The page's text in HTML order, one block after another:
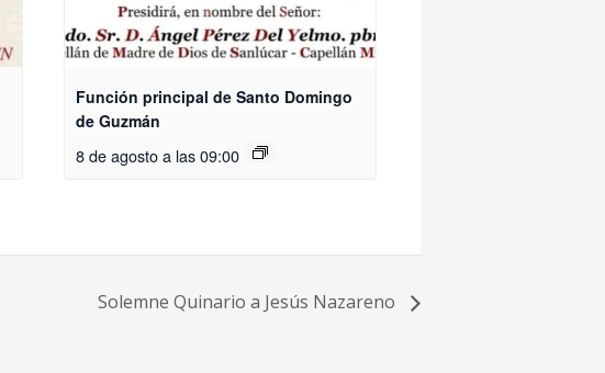
Función principal de Santo Domingo
de Guzmán
8 de agosto a las 09:00
Solemne Quinario a Jesús Nazareno